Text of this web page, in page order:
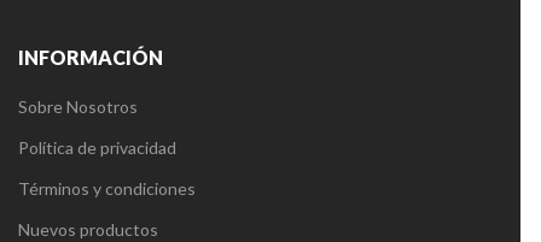
INFORMACIÓN
Sobre Nosotros
Política de privacidad
Términos y condiciones
Nuevos productos